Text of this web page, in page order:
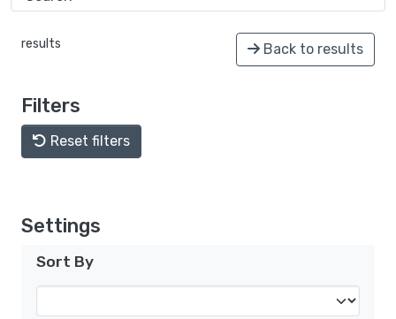
results Back to results
Filters
Reset filters
Settings
Sort By